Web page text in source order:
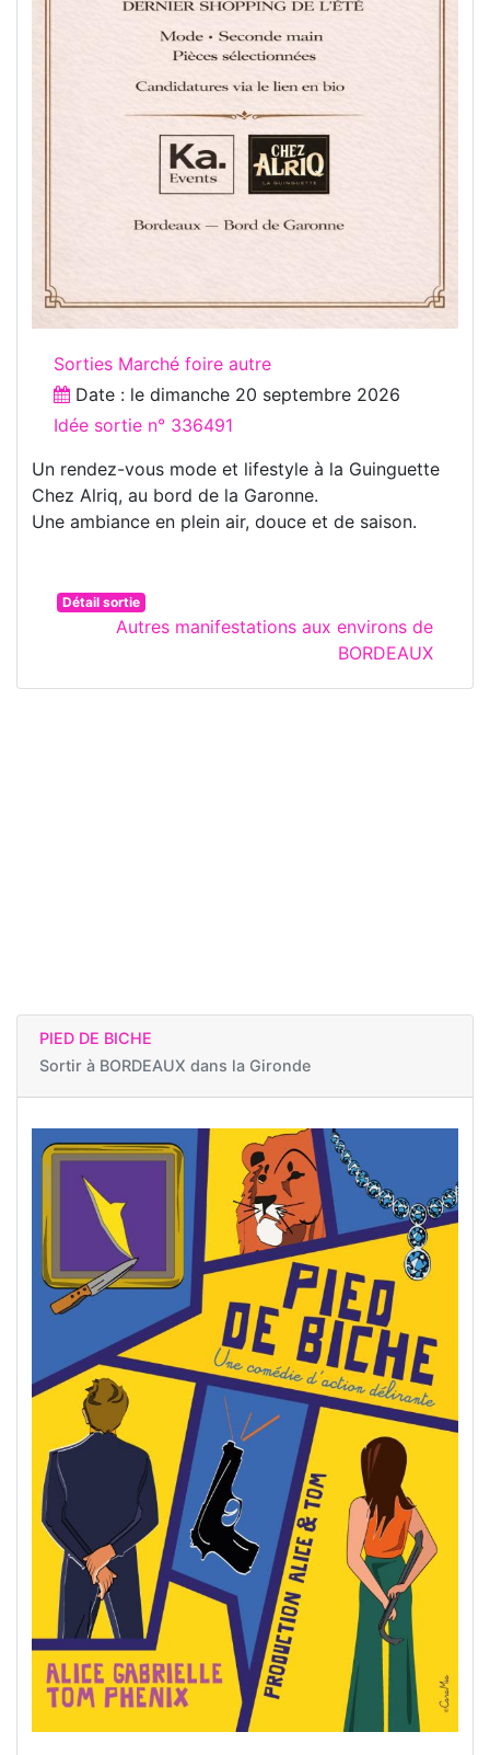
Sorties Marché foire autre
Date : le dimanche 20 septembre 2026
Idée sortie n° 336491
Un rendez-vous mode et lifestyle à la Guinguette
Chez Alriq, au bord de la Garonne.
Une ambiance en plein air, douce et de saison.
Détail sortie
Autres manifestations aux environs de
BORDEAUX
PIED DE BICHE
Sortir à BORDEAUX dans la Gironde